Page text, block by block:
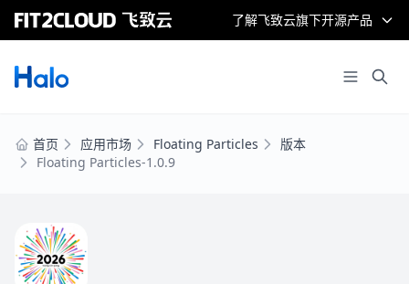
了解飞致云旗下开源产品
首页 应用市场 Floating Particles
版本
Floating Particles-1.0.9